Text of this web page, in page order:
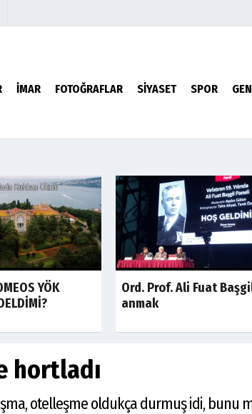
İMAR FOTOĞRAFLAR SİYASET SPOR
Köşe Yazarları
Son Dakika
YÖK
Ord. Prof. Ali Fuat
anmak
hortladı
otelleşme oldukça durmuş idi,